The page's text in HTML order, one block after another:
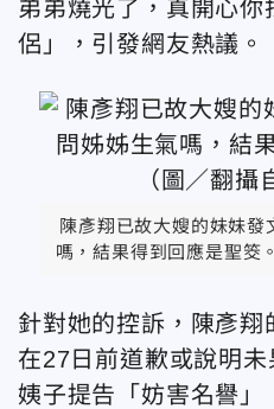
弟弟燒光了，真開心
侶」，引發網友熱議。
陳彥翔已故大嫂的妹妹
嗎，結果得到回應是聖筊
針對她的控訴，陳彥
在27日前道歉或說明
姨子提告「妨害名譽」